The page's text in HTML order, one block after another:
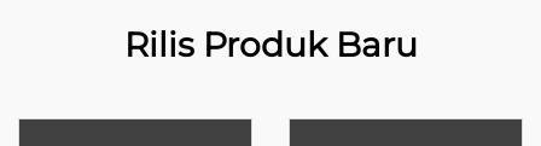
Rilis Produk Baru